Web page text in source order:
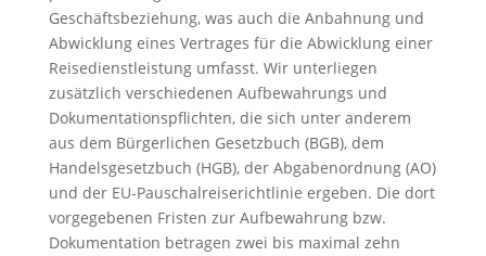
Geschäftsbeziehung, was auch die Anbahnung und
Abwicklung eines Vertrages für die Abwicklung einer
Reisedienstleistung umfasst. Wir unterliegen
zusätzlich verschiedenen Aufbewahrungs und
Dokumentationspflichten, die sich unter anderem
aus dem Bürgerlichen Gesetzbuch (BGB), dem
Handelsgesetzbuch (HGB), der Abgabenordnung (AO)
und der EU-Pauschalreiserichtlinie ergeben. Die dort
vorgegebenen Fristen zur Aufbewahrung bzw.
Dokumentation betragen zwei bis maximal zehn